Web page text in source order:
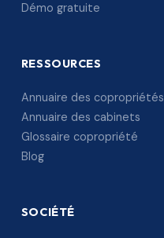
Démo gratuite
RESSOURCES
Annuaire des copropriétés
Annuaire des cabinets
Glossaire copropriété
Blog
SOCIÉTÉ